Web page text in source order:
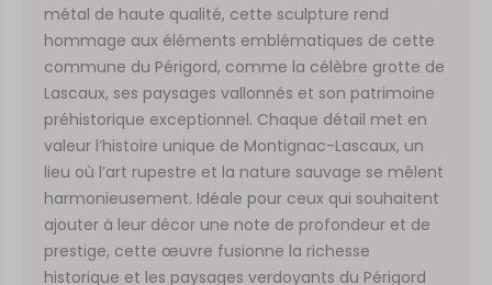
métal de haute qualité, cette sculpture rend
hommage aux éléments emblématiques de cette
commune du Périgord, comme la célèbre grotte de
Lascaux, ses paysages vallonnés et son patrimoine
préhistorique exceptionnel. Chaque détail met en
valeur l’histoire unique de Montignac-Lascaux, un
lieu où l’art rupestre et la nature sauvage se mêlent
harmonieusement. Idéale pour ceux qui souhaitent
ajouter à leur décor une note de profondeur et de
prestige, cette œuvre fusionne la richesse
historique et les paysages verdoyants du Périgord